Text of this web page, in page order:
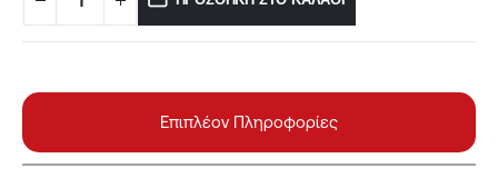
Επιπλέον Πληροφορίες